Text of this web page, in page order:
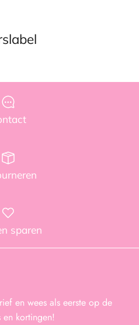
sparen
en wees als eerste op de
kortingen!